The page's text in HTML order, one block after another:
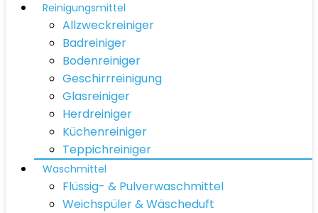
Reinigungsmittel
Allzweckreiniger
Badreiniger
Bodenreiniger
Geschirrreinigung
Glasreiniger
Herdreiniger
Küchenreiniger
Teppichreiniger
Waschmittel
Flüssig- & Pulverwaschmittel
Weichspüler & Wäscheduft